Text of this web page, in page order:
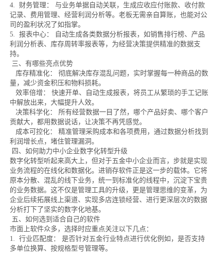
4. 财务管理： 与业务单据自动关联，生成应收应付账款、收付款
记录、费用管理、经营利润分析等。老板无需亲自算账，也能对公
司的盈利状况了如指掌。
5. 报表中心： 自动生成各类数据分析报表，如销售排行榜、产品
利润分析表、库存周转率报表等，为经营决策提供精准的数据支
持。
三、有哪些亮点优势
库存精准化： 彻底解决库存混乱问题，实时掌握每一种商品的数
量，减少资金积压和物料损耗。
效率倍增： 快速开单、自动生成报表，将员工从繁琐的手工记账
中解放出来，大幅提升人效。
决策科学化： 所有经营数据一目了然，哪个产品好卖、哪个客户
贡献大，都用数据说话，让决策不再凭感觉。
成本可控化： 精准管理采购成本和各项费用，通过数据分析找到
利润增长点，堵住管理漏洞。
四、如何助力中小企业数字化转型升级
数字化转型听起来高大上，但对于五金中小企业而言，步就是实现
业务流程的在线化和数据化。进销存软件正是这一步的载体。它将
原本分散、混乱的线下业务，统一到标准化的线程中，沉淀下宝贵
的业务数据。这不仅是管理工具的升级，更是管理思维的变革，为
企业后续拓展线上渠道、实现多店连锁经营、进行更深层次的数据
分析打下了坚实的数字化地基。
五、如何选到适合自己的软件
市面上软件众多，选择时应重点关注以下几点：
1. 行业匹配度： 是否针对五金行业特点进行优化例如，是否支持
多单位换算、按规格型号管理等。